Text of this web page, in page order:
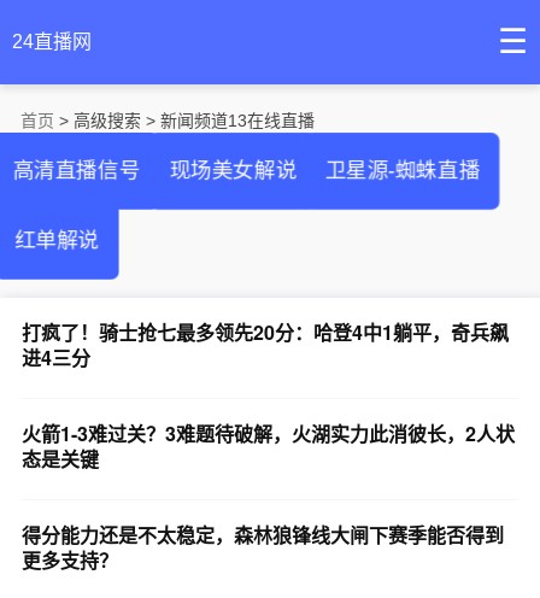
24直播网 ☰
首页 > 高级搜索 > 新闻频道13在线直播
高清直播信号 现场美女解说 卫星源-蜘蛛直播
红单解说
打疯了！骑士抢七最多领先20分：哈登4中1躺平，奇兵飙
进4三分
火箭1-3难过关？3难题待破解，火湖实力此消彼长，2人状
态是关键
得分能力还是不太稳定，森林狼锋线大闸下赛季能否得到
更多支持？